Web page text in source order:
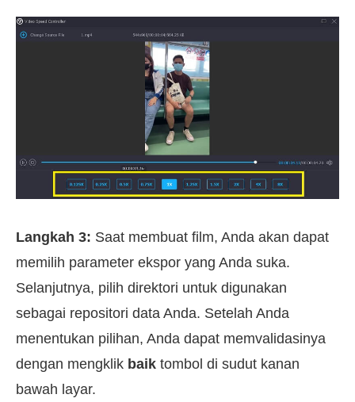
Langkah 3: Saat membuat film, Anda akan dapat
memilih parameter ekspor yang Anda suka.
Selanjutnya, pilih direktori untuk digunakan
sebagai repositori data Anda. Setelah Anda
menentukan pilihan, Anda dapat memvalidasinya
dengan mengklik baik tombol di sudut kanan
bawah layar.